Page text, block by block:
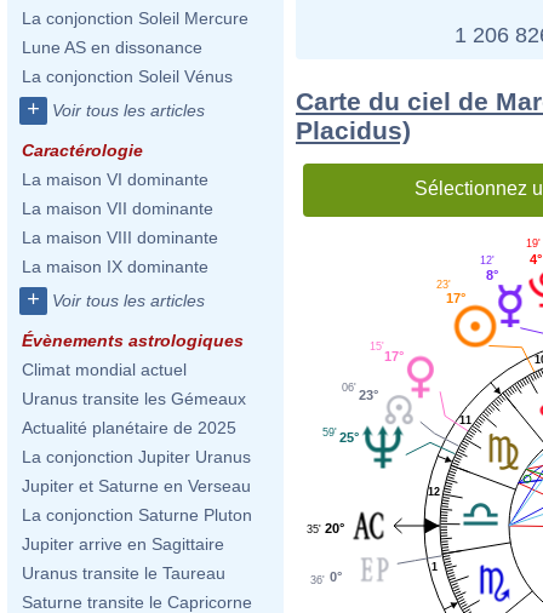
La conjonction Soleil Mercure
Lune AS en dissonance
La conjonction Soleil Vénus
+ Voir tous les articles
Caractérologie
La maison VI dominante
La maison VII dominante
La maison VIII dominante
La maison IX dominante
+ Voir tous les articles
Évènements astrologiques
Climat mondial actuel
Uranus transite les Gémeaux
Actualité planétaire de 2025
La conjonction Jupiter Uranus
Jupiter et Saturne en Verseau
La conjonction Saturne Pluton
Jupiter arrive en Sagittaire
Uranus transite le Taureau
Saturne transite le Capricorne
1 206
Carte du ciel de
Placidus)
Sélectionnez
1
11
12
4°
19'
8°
12'
17°
23'
17°
15'
23°
06'
25°
59'
20°
35'
0°
36'